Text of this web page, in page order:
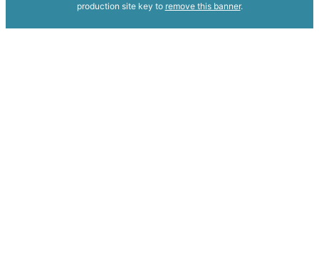
production site key to remove this banner.